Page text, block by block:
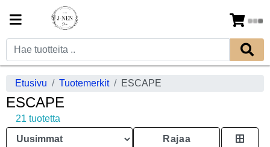
Etusivu Tuotemerkit ESCAPE
ESCAPE
21 tuotetta
Rajaa